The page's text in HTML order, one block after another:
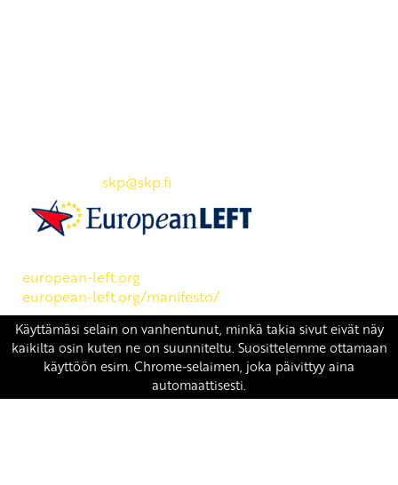
skp@skp.fi
european-left.org
european-left.org/manifesto/